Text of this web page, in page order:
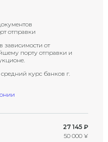
отправки
зависимости от
порту отправки и
курс банков г.
27 145 ₽
50 000 ¥